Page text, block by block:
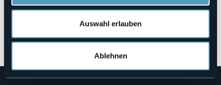
Auswahl erlauben
Ablehnen
Öffnen Sie die Karte